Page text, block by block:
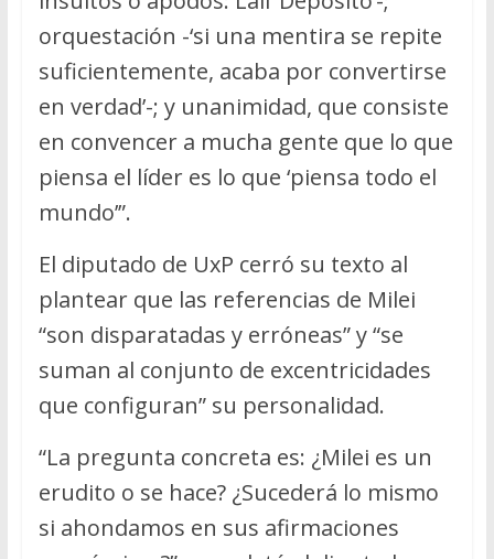
orquestación -‘si una mentira se repite
suficientemente, acaba por convertirse
en verdad’-; у unanimidad, que consiste
en convencer a mucha gente que lo que
piensa el líder es lo que ‘piensa todo el
mundo’”.
El diputado de UxP cerró su texto al
plantear que las referencias de Milei
“son disparatadas y erróneas” y “se
suman al conjunto de excentricidades
que configuran” su personalidad.
“La pregunta concreta es: ¿Milei es un
erudito o se hace? ¿Sucederá lo mismo
si ahondamos en sus afirmaciones